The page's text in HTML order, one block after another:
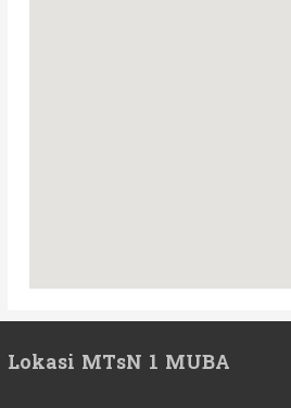
Lokasi MTsN 1 MUBA